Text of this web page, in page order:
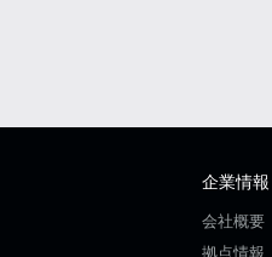
企業情報
会社概要
拠点情報